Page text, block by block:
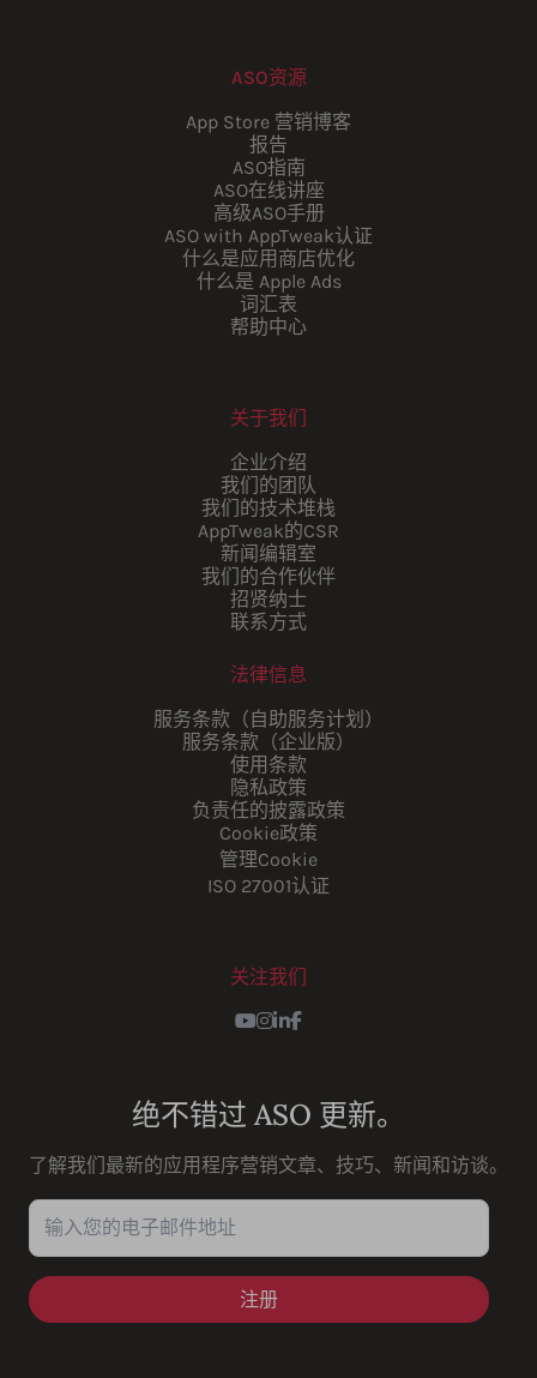
ASO资源
App Store 营销博客
报告
ASO指南
ASO在线讲座
高级ASO手册
ASO with AppTweak认证
什么是应用商店优化
什么是 Apple Ads
词汇表
帮助中心
关于我们
企业介绍
我们的团队
我们的技术堆栈
AppTweak的CSR
新闻编辑室
我们的合作伙伴
招贤纳士
联系方式
法律信息
服务条款（自助服务计划）
服务条款（企业版）
使用条款
隐私政策
负责任的披露政策
Cookie政策
管理Cookie
ISO 27001认证
关注我们
Youtube
Instagram
LinkedIn
Facebook
绝不错过 ASO 更新。
了解我们最新的应用程序营销文章、技巧、新闻和访谈。
输入您的电子邮件地址